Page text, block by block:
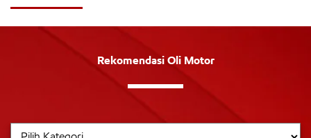
Rekomendasi Oli Motor